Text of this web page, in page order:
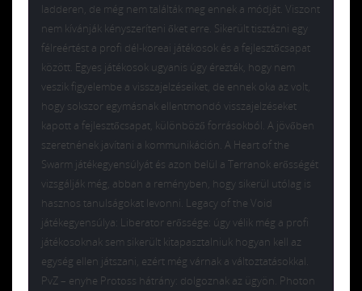
ladderen, de még nem találták meg ennek a módját. Viszont
nem kívánják kényszeríteni őket erre. Sikerült tisztázni egy
félreértést a profi dél-koreai játékosok és a fejlesztőcsapat
között. Egyes játékosok ugyanis úgy érezték, hogy nem
veszik figyelembe a visszajelzéseiket, de ennek oka az volt,
hogy sokszor egymásnak ellentmondó visszajelzéseket
kapott a fejlesztőcsapat, különböző forrásokból. A jövőben
szeretnének javítani a kommunikáción. A Heart of the
Swarm játékegyensúlyát és azon belül a Terranok erősségét
vizsgálják még, abban a reményben, hogy sikerül utólag is
hasznos tanulságokat levonni. Legacy of the Void
játékegyensúlya: Liberator erőssége: úgy vélik még a profi
játékosoknak sem sikerült kitapasztalniuk hogyan kell az
egység ellen játszani, ezért még várnak a változtatásokkal.
PvZ – enyhe Protoss hátrány: dolgoznak az ügyön. Photon